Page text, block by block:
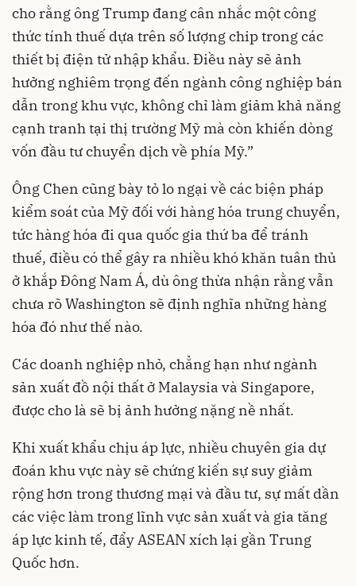
cho rằng ông Trump đang cân nhắc một công
thức tính thuế dựa trên số lượng chip trong các
thiết bị điện tử nhập khẩu. Điều này sẽ ảnh
hưởng nghiêm trọng đến ngành công nghiệp bán
dẫn trong khu vực, không chỉ làm giảm khả năng
cạnh tranh tại thị trường Mỹ mà còn khiến dòng
vốn đầu tư chuyển dịch về phía Mỹ.”
Ông Chen cũng bày tỏ lo ngại về các biện pháp
kiểm soát của Mỹ đối với hàng hóa trung chuyển,
tức hàng hóa đi qua quốc gia thứ ba để tránh
thuế, điều có thể gây ra nhiều khó khăn tuân thủ
ở khắp Đông Nam Á, dù ông thừa nhận rằng vẫn
chưa rõ Washington sẽ định nghĩa những hàng
hóa đó như thế nào.
Các doanh nghiệp nhỏ, chẳng hạn như ngành
sản xuất đồ nội thất ở Malaysia và Singapore,
được cho là sẽ bị ảnh hưởng nặng nề nhất.
Khi xuất khẩu chịu áp lực, nhiều chuyên gia dự
đoán khu vực này sẽ chứng kiến sự suy giảm
rộng hơn trong thương mại và đầu tư, sự mất dần
các việc làm trong lĩnh vực sản xuất và gia tăng
áp lực kinh tế, đẩy ASEAN xích lại gần Trung
Quốc hơn.